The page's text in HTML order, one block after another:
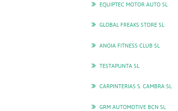
EQUIPTEC MOTOR AUTO SL
GLOBAL FREAKS STORE SL
ANOIA FITNESS CLUB SL
TESTAPUNTA SL
CARPINTERIAS S. CAMBRA SL
GRM AUTOMOTIVE BCN SL